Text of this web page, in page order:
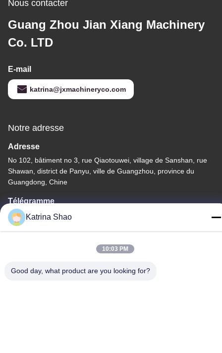
Nous contacter
Guang Zhou Jian Xiang Machinery
Co. LTD
E-mail
katrina@jxmachineryco.com
Notre adresse
Adresse
No 102, bâtiment no 3, rue Qiaotouwei, village de Sanshan, rue
Shawan, district de Panyu, ville de Guangzhou, province du
Guangdong, Chine
Télégramme
86--15913188664
Politique de confidentialité| Plan du site
Katrina Shao
10:03 PM
Good day, what product are you looking for?